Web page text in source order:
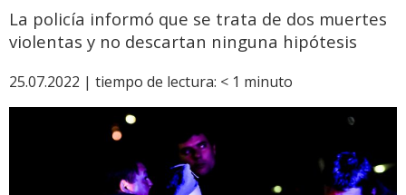
La policía informó que se trata de dos muertes
violentas y no descartan ninguna hipótesis
25.07.2022 | tiempo de lectura: < 1 minuto